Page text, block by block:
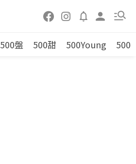
500盤 500甜 500Young 500